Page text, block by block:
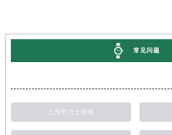
常见问题
上海劳力士维修